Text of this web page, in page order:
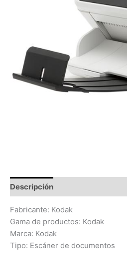
Descripción
Fabricante: Kodak
Gama de productos: Kodak
Marca: Kodak
Tipo: Escáner de documentos